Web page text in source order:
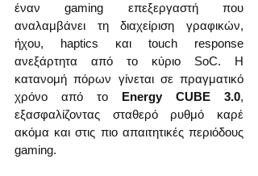
έναν gaming επεξεργαστή που
αναλαμβάνει τη διαχείριση γραφικών,
ήχου, haptics και touch response
ανεξάρτητα από το κύριο SoC. Η
κατανομή πόρων γίνεται σε πραγματικό
χρόνο από το Energy CUBE 3.0,
εξασφαλίζοντας σταθερό ρυθμό καρέ
ακόμα και στις πιο απαιτητικές περιόδους
gaming.